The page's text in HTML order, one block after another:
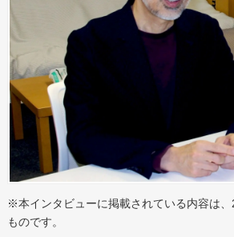
※本インタビューに掲載されている内容は
ものです。